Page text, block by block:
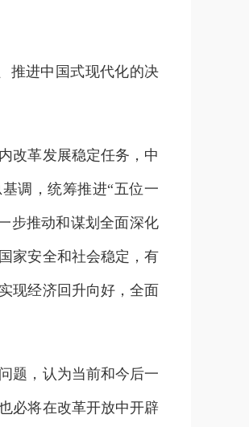
推进中国式现代化的决
改革发展稳定任务，中
调，统筹推进“五位一
步推动和谋划全面深化
家安全和社会稳定，有
现经济回升向好，全面
题，认为当前和今后一
必将在改革开放中开辟